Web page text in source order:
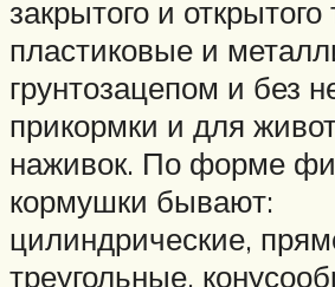
закрытого и открытого
пластиковые и
грунтозацепом и без
прикормки и для
наживок. По форме
кормушки бывают:
цилиндрические,
треугольные,